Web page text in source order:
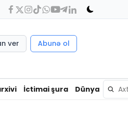
ver
Abunə ol
İctimai şura Dünya